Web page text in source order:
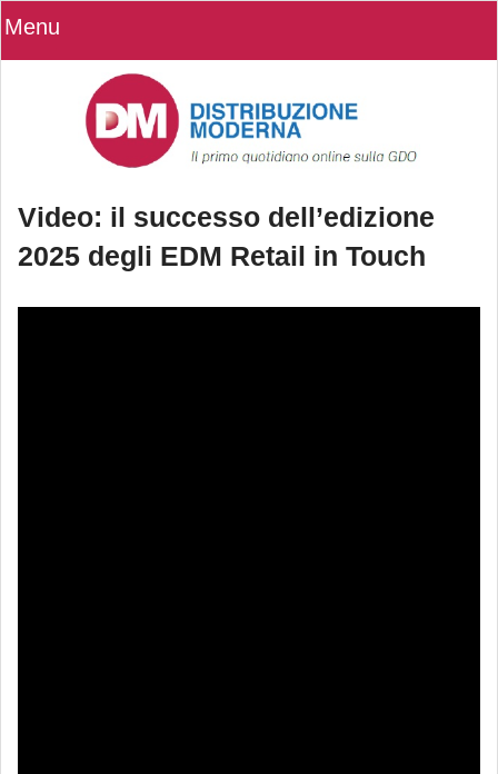
Menu
Video: il successo dell’edizione
2025 degli EDM Retail in Touch
Video: il successo dell’edizione 2025